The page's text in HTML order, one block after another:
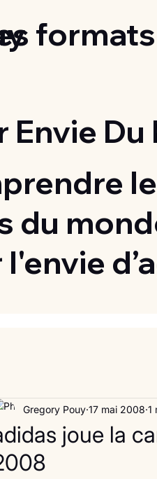
formats
Envie Du
du
joue la
Gregory Pouy 17 mai 2008 1